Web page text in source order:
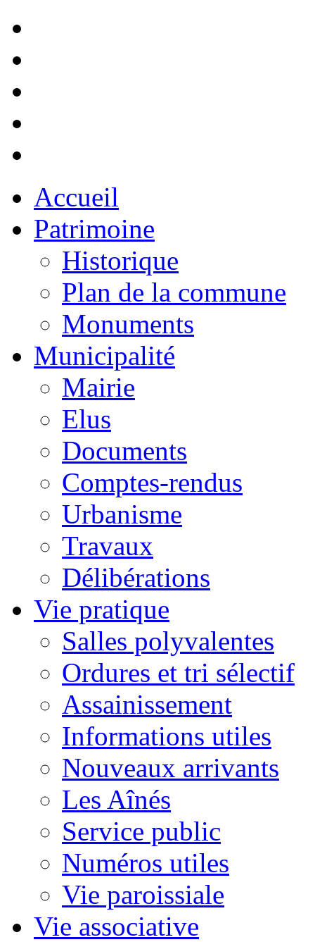
Accueil
Patrimoine
Historique
Plan de la commune
Monuments
Municipalité
Mairie
Elus
Documents
Comptes-rendus
Urbanisme
Travaux
Délibérations
Vie pratique
Salles polyvalentes
Ordures et tri sélectif
Assainissement
Informations utiles
Nouveaux arrivants
Les Aînés
Service public
Numéros utiles
Vie paroissiale
Vie associative